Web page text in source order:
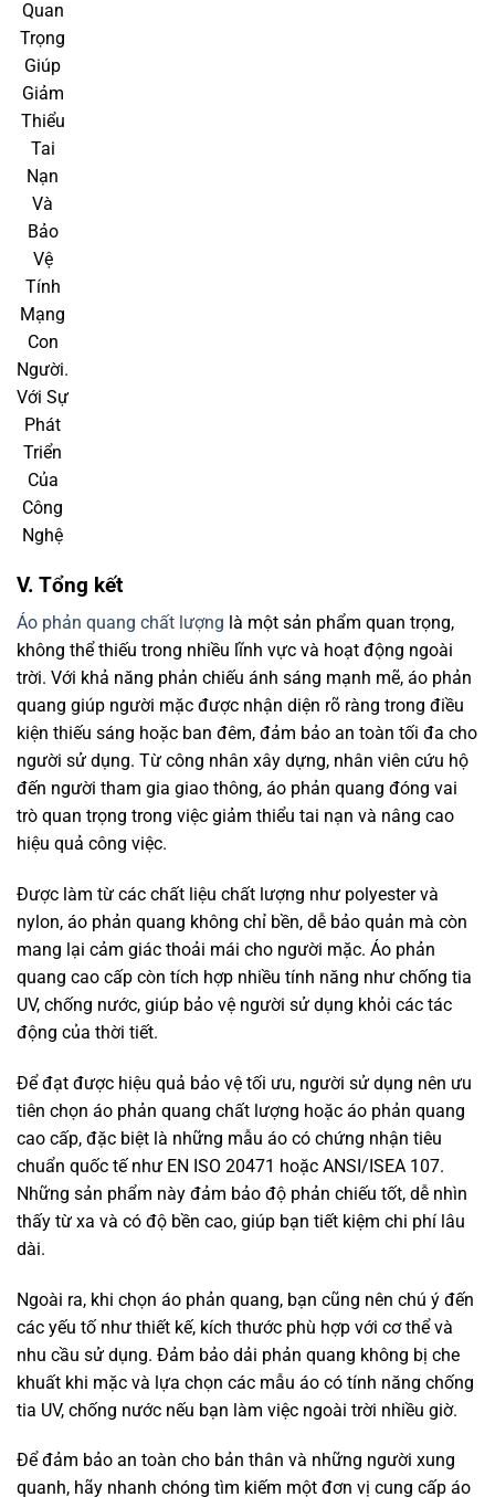
Để đạt được hiệu quả bảo vệ tối ưu, người sử dụng nên ưu
tiên chọn áo phản quang chất lượng hoặc áo phản quang
cao cấp, đặc biệt là những mẫu áo có chứng nhận tiêu
chuẩn quốc tế như EN ISO 20471 hoặc ANSI/ISEA 107.
Những sản phẩm này đảm bảo độ phản chiếu tốt, dễ nhìn
thấy từ xa và có độ bền cao, giúp bạn tiết kiệm chi phí lâu
dài.
Ngoài ra, khi chọn áo phản quang, bạn cũng nên chú ý đến
các yếu tố như thiết kế, kích thước phù hợp với cơ thể và
nhu cầu sử dụng. Đảm bảo dải phản quang không bị che
khuất khi mặc và lựa chọn các mẫu áo có tính năng chống
tia UV, chống nước nếu bạn làm việc ngoài trời nhiều giờ.
Để đảm bảo an toàn cho bản thân và những người xung
quanh, hãy nhanh chóng tìm kiếm một đơn vị cung cấp áo
phản quang uy tín để nhận tư vấn và lựa chọn sản phẩm
phù hợp. Đặc biệt, các nhà cung cấp thường xuyên có các
ưu đãi và chương trình khuyến mãi, giúp bạn mua được
sản phẩm chất lượng với mức giá hợp lý.
Nếu bạn đang cần một sản phẩm áo phản quang chất
lượng cao để bảo vệ an toàn khi làm việc hoặc tham gia
giao thông vào ban đêm, đừng ngần ngại liên hệ với các
đơn vị uy tín để được hỗ trợ và tư vấn thêm.
Áo phản quang không chỉ là một sản phẩm bảo vệ an toàn
mà còn là một phần quan trọng trong việc nâng cao chất
lượng cuộc sống và công việc của bạn. Đừng chờ đợi nữa,
hãy đầu tư cho mình một chiếc áo phản quang chất lượng
để bảo vệ bản thân và làm việc hiệu quả hơn trong mọi
điều kiện.
GSC
Bài viết này được đăng trong
phản quang cao cấp
áo phản quang chất lượng
Bút Thử Điện: Bí Quyết Để An
Toàn Khi Làm Việc
Gờ Giảm Tốc – Giải Pháp
Bảo Đảm An Toàn Giao
Thông